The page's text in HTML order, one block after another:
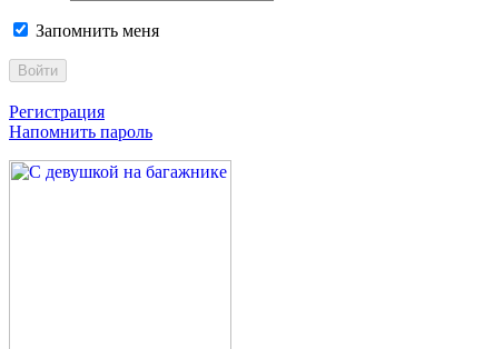
Запомнить меня
Войти
Регистрация
Напомнить пароль